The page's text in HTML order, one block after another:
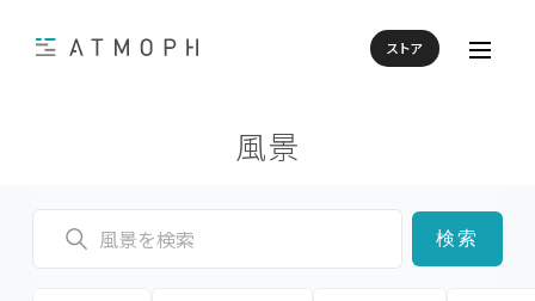
ストア
風景
検索